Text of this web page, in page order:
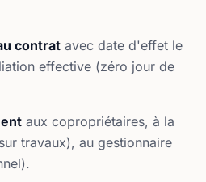
contrat avec date d'effet le
effective (zéro jour de
aux copropriétaires, à la
travaux), au gestionnaire